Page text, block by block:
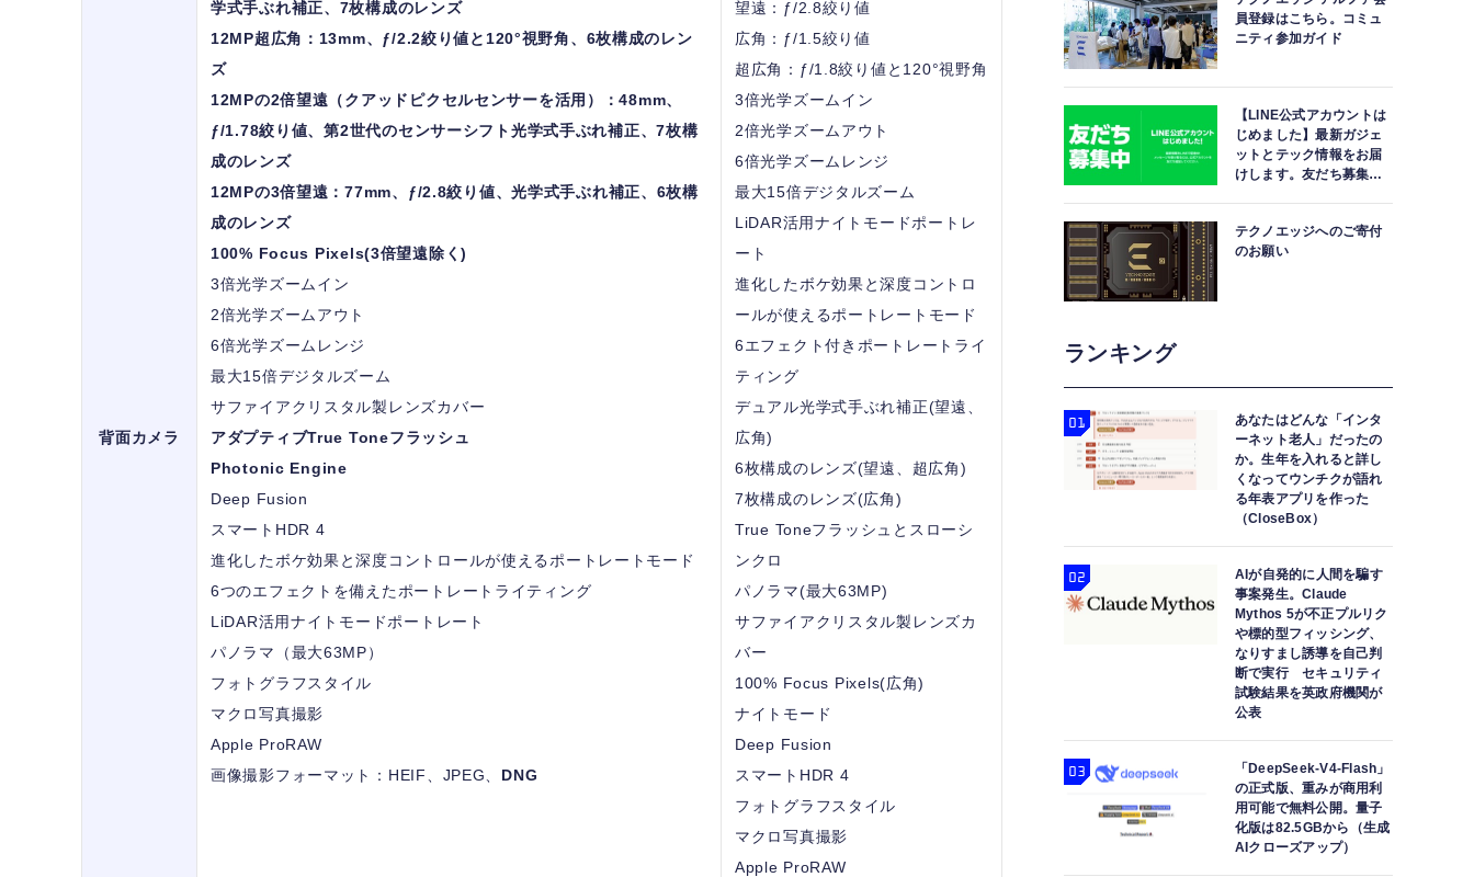
背面カメラ
学式手ぶれ補正、7枚構成のレンズ
12MP超広角：13mm、ƒ/2.2絞り値と120°視野角、6枚構成のレン
ズ
12MPの2倍望遠（クアッドピクセルセンサーを活用）：48mm、
ƒ/1.78絞り値、第2世代のセンサーシフト光学式手ぶれ補正、7枚構
成のレンズ
12MPの3倍望遠：77mm、ƒ/2.8絞り値、光学式手ぶれ補正、6枚構
成のレンズ
100% Focus Pixels(3倍望遠除く)
3倍光学ズームイン
2倍光学ズームアウト
6倍光学ズームレンジ
最大15倍デジタルズーム
サファイアクリスタル製レンズカバー
アダプティブTrue Toneフラッシュ
Photonic Engine
Deep Fusion
スマートHDR 4
進化したボケ効果と深度コントロールが使えるポートレートモード
6つのエフェクトを備えたポートレートライティング
LiDAR活用ナイトモードポートレート
パノラマ（最大63MP）
フォトグラフスタイル
マクロ写真撮影
Apple ProRAW
画像撮影フォーマット：HEIF、JPEG、 DNG
望遠：ƒ/2.8絞り値
広角：ƒ/1.5絞り値
超広角：ƒ/1.8絞り値と120°視野角
3倍光学ズームイン
2倍光学ズームアウト
6倍光学ズームレンジ
最大15倍デジタルズーム
LiDAR活用ナイトモードポートレ
ート
進化したボケ効果と深度コントロ
ールが使えるポートレートモード
6エフェクト付きポートレートライ
ティング
デュアル光学式手ぶれ補正(望遠、
広角)
6枚構成のレンズ(望遠、超広角)
7枚構成のレンズ(広角)
True Toneフラッシュとスローシ
ンクロ
パノラマ(最大63MP)
サファイアクリスタル製レンズカ
バー
100% Focus Pixels(広角)
ナイトモード
Deep Fusion
スマートHDR 4
フォトグラフスタイル
マクロ写真撮影
Apple ProRAW
員登録はこちら。コミュ
ニティ参加ガイド
【LINE公式アカウントは
じめました】最新ガジェ
ットとテック情報をお届
けします。友だち募集
テクノエッジへのご寄付
のお願い
ランキング
あなたはどんな「インタ
ーネット老人」だったの
か。生年を入れると詳し
くなってウンチクが語れ
る年表アプリを作った
（CloseBox）
AIが自発的に人間を騙す
事案発生。Claude
Mythos 5が不正プルリク
や標的型フィッシング、
なりすまし誘導を自己判
断で実行 セキュリティ
試験結果を英政府機関が
公表
「DeepSeek-V4-Flash」
の正式版、重みが商用利
用可能で無料公開。量子
化版は82.5GBから（生成
AIクローズアップ）